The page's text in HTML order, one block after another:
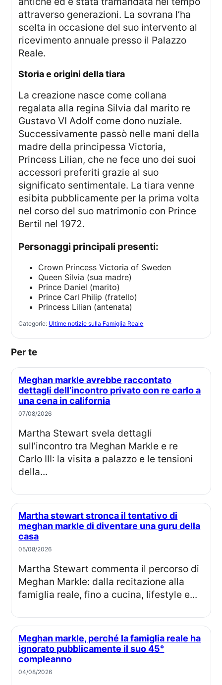
attraverso generazioni. La sovrana l’ha
scelta in occasione del suo intervento al
ricevimento annuale presso il Palazzo
Reale.
storia e origini della tiara
La creazione nasce come collana
regalata alla regina Silvia dal marito re
Gustavo VI Adolf come dono nuziale.
Successivamente passò nelle mani della
madre della principessa Victoria,
Princess Lilian, che ne fece uno dei suoi
accessori preferiti grazie al suo
significato sentimentale. La tiara venne
esibita pubblicamente per la prima volta
nel corso del suo matrimonio con Prince
Bertil nel 1972.
Personaggi principali presenti:
Crown Princess Victoria of Sweden
Queen Silvia (sua madre)
Prince Daniel (marito)
Prince Carl Philip (fratello)
Princess Lilian (antenata)
Categorie: Ultime notizie sulla Famiglia Reale
Per te
Meghan markle avrebbe raccontato
dettagli dell’incontro privato con re carlo a
una cena in california
07/08/2026
Martha Stewart svela dettagli
sull’incontro tra Meghan Markle e re
Carlo III: la visita a palazzo e le tensioni
della...
Martha stewart stronca il tentativo di
meghan markle di diventare una guru della
casa
05/08/2026
Martha Stewart commenta il percorso di
Meghan Markle: dalla recitazione alla
famiglia reale, fino a cucina, lifestyle e...
Meghan markle, perché la famiglia reale ha
ignorato pubblicamente il suo 45°
compleanno
04/08/2026